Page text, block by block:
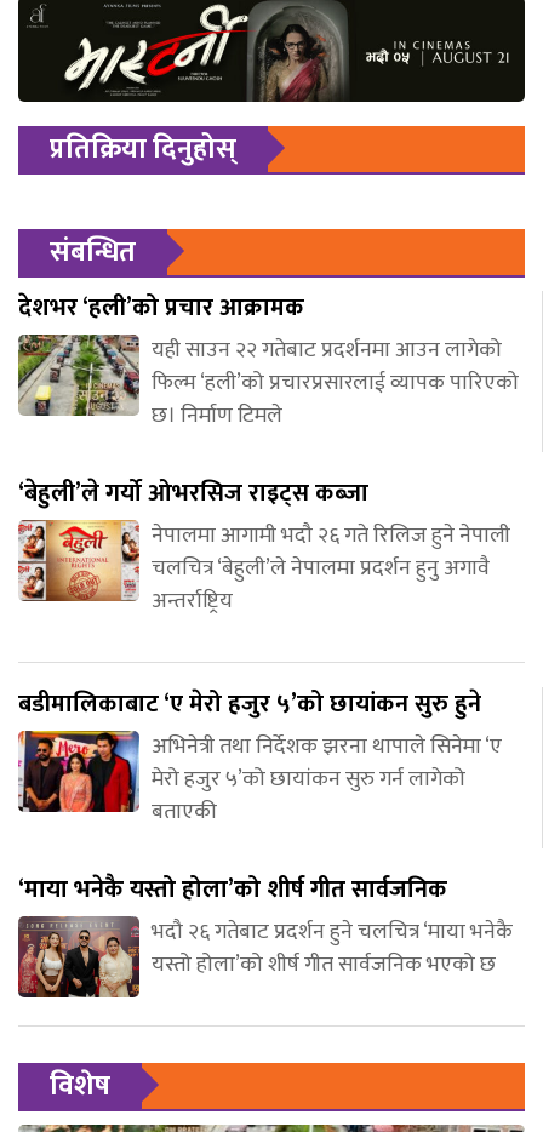
प्रतिक्रिया दिनुहोस्
संबन्धित
देशभर ‘हली’को प्रचार आक्रामक
यही साउन २२ गतेबाट प्रदर्शनमा आउन लागेको
फिल्म ‘हली’को प्रचारप्रसारलाई व्यापक पारिएको
छ। निर्माण टिमले
‘बेहुली’ले गर्यो ओभरसिज राइट्स कब्जा
नेपालमा आगामी भदौ २६ गते रिलिज हुने नेपाली
चलचित्र ‘बेहुली’ले नेपालमा प्रदर्शन हुनु अगावै
अन्तर्राष्ट्रिय
बडीमालिकाबाट ‘ए मेरो हजुर ५’को छायांकन सुरु हुने
अभिनेत्री तथा निर्देशक झरना थापाले सिनेमा ‘ए
मेरो हजुर ५’को छायांकन सुरु गर्न लागेको
बताएकी
‘माया भनेकै यस्तो होला’को शीर्ष गीत सार्वजनिक
भदौ २६ गतेबाट प्रदर्शन हुने चलचित्र ‘माया भनेकै
यस्तो होला’को शीर्ष गीत सार्वजनिक भएको छ
विशेष